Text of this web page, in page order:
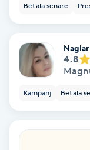
Faceliftmassage
Fet hårbotten
Fettreducering
Betala senare
4.8
Kampanj Betala